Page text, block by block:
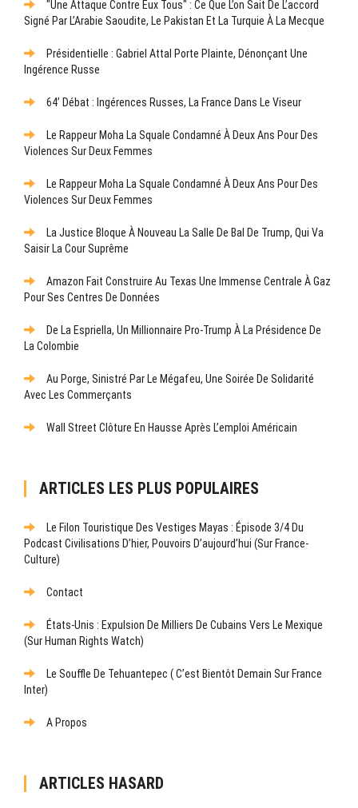
"Une Attaque Contre Eux Tous" : Ce Que L’on Sait De L’accord
Signé Par L’Arabie Saoudite, Le Pakistan Et La Turquie À La Mecque
Présidentielle : Gabriel Attal Porte Plainte, Dénonçant Une
Ingérence Russe
64’ Débat : Ingérences Russes, La France Dans Le Viseur
Le Rappeur Moha La Squale Condamné À Deux Ans Pour Des
Violences Sur Deux Femmes
Le Rappeur Moha La Squale Condamné À Deux Ans Pour Des
Violences Sur Deux Femmes
La Justice Bloque À Nouveau La Salle De Bal De Trump, Qui Va
Saisir La Cour Suprême
Amazon Fait Construire Au Texas Une Immense Centrale À Gaz
Pour Ses Centres De Données
De La Espriella, Un Millionnaire Pro-Trump À La Présidence De
La Colombie
Au Porge, Sinistré Par Le Mégafeu, Une Soirée De Solidarité
Avec Les Commerçants
Wall Street Clôture En Hausse Après L’emploi Américain
ARTICLES LES PLUS POPULAIRES
Le Filon Touristique Des Vestiges Mayas : Épisode 3/4 Du
Podcast Civilisations D’hier, Pouvoirs D’aujourd’hui (sur France-
Culture)
Contact
États-Unis : Expulsion De Milliers De Cubains Vers Le Mexique
(sur Human Rights Watch)
Le Souffle De Tehuantepec ( C’est Bientôt Demain Sur France
Inter)
A Propos
ARTICLES HASARD